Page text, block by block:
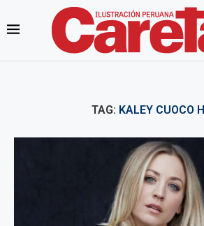
TAG: KALEY CUOCO